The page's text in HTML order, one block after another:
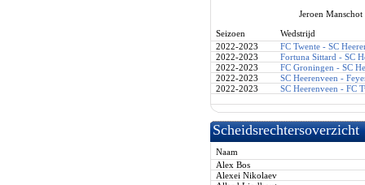
Jeroen
Seizoen
Wedstrijd
2022-2023
FC Twente - SC
2022-2023
Fortuna Sittard - SC
2022-2023
FC Groningen - SC
2022-2023
SC Heerenveen -
2022-2023
SC Heerenveen - FC
Scheidsrechtersoverzicht
Naam
Alex Bos
Alexei Nikolaev